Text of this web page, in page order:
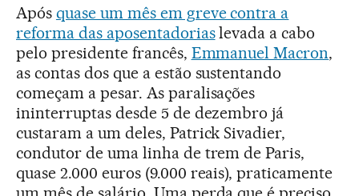
Após quase um mês em greve contra a
reforma das aposentadoriaslevada a cabo
pelo presidente francês, Emmanuel Macron,
as contas dos que a estão sustentando
começam a pesar. As paralisações
ininterruptas desde 5 de dezembro já
custaram a um deles, Patrick Sivadier,
condutor de uma linha de trem de Paris,
quase 2.000 euros (9.000 reais), praticamente